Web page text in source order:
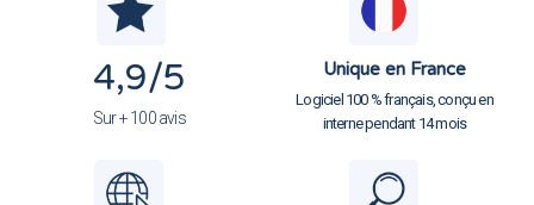
4,9/5
Sur + 100 avis
Unique en France
Logiciel 100 % français, conçu en
interne pendant 14 mois